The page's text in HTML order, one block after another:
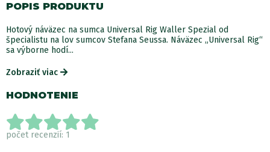
POPIS PRODUKTU
Hotový náväzec na sumca Universal Rig Waller Spezial od
špecialistu na lov sumcov Stefana Seussa. Náväzec „Universal Rig“
sa výborne hodí...
Zobraziť viac
HODNOTENIE
počet recenzií: 1